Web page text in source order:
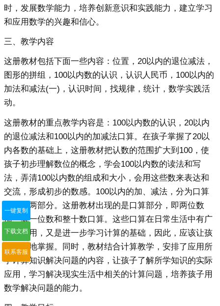
时，发展数学能力，培养创新意识和实践能力，建立学习
和应用数学的兴趣和信心。
三、教学内容
这册教材包括下面一些内容：位置，20以内的退位减法，
图形的拼组，100以内数的认识，认识人民币，100以内的
加法和减法(一)，认识时间，找规律，统计，数学实践活
动。
这册教材的重点教学内容是：100以内数的认识，20以内
的退位减法和100以内的加减法口算。在孩子掌握了20以
内各数的基础上，这册教材把认数的范围扩大到100，使
孩子初步理解数位的概念，学会100以内数的读法和写
法，弄清100以内数的组成和大小，会用这些数来表达和
交流，形成初步的数感。100以内的加、减法，分为口算
和笔算两部分。这册教材出现的是口算部分，即两位数
加、减一位数和整十数口算。这些口算在日常生活中有广
泛的应用，又是进一步学习计算的基础，因此，应该让孩
子很好地掌握。同时，教材结合计算教学，安排了应用所
学计算知识解决问题的内容，让孩子了解所学知识的实际
应用，学习解决现实生活中相关的计算问题，培养孩子用
数学解决问题的能力。
一键复制
下载文档
联系客服